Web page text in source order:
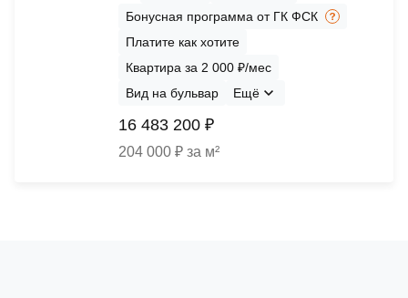
Бонусная программа от ГК ФСК
Платите как хотите
Квартира за 2 000 ₽/мес
Вид на бульвар
Ещё
16 483 200 ₽
204 000 ₽ за м²